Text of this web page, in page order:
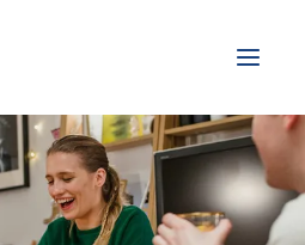
fleucht